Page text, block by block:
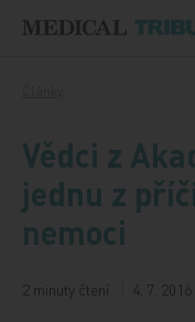
Vědci z
jednu z
nemoci
2 minuty čtení 4. 7. 2016